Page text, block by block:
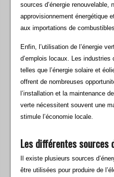
sources d’énergie renouvelable,
approvisionnement énergétique
aux importations de
Enfin, l’utilisation de l’énergie
d’emplois locaux. Les industries
telles que l’énergie solaire et
offrent de nombreuses
l’installation et la maintenance
verte nécessitent souvent une
stimule l’économie locale.
Les différentes sources
Il existe plusieurs sources
être utilisées pour produire de